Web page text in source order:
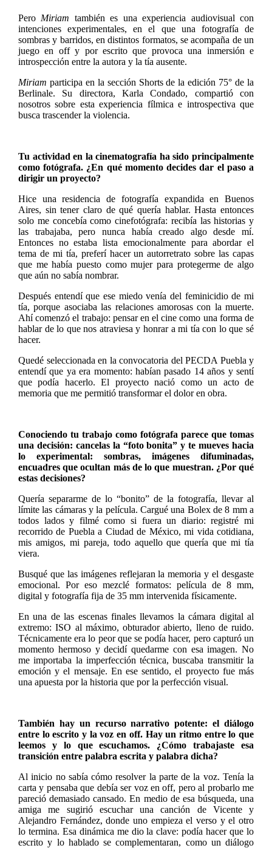
Pero Miriam también es una experiencia audiovisual con
intenciones experimentales, en el que una fotografía de
sombras y barridos, en distintos formatos, se acompaña de un
juego en off y por escrito que provoca una inmersión e
introspección entre la autora y la tía ausente.
Miriam participa en la sección Shorts de la edición 75° de la
Berlinale. Su directora, Karla Condado, compartió con
nosotros sobre esta experiencia fílmica e introspectiva que
busca trascender la violencia.
Tu actividad en la cinematografía ha sido principalmente
como fotógrafa. ¿En qué momento decides dar el paso a
dirigir un proyecto?
Hice una residencia de fotografía expandida en Buenos
Aires, sin tener claro de qué quería hablar. Hasta entonces
solo me concebía como cinefotógrafa: recibía las historias y
las trabajaba, pero nunca había creado algo desde mí.
Entonces no estaba lista emocionalmente para abordar el
tema de mi tía, preferí hacer un autorretrato sobre las capas
que me había puesto como mujer para protegerme de algo
que aún no sabía nombrar.
Después entendí que ese miedo venía del feminicidio de mi
tía, porque asociaba las relaciones amorosas con la muerte.
Ahí comenzó el trabajo: pensar en el cine como una forma de
hablar de lo que nos atraviesa y honrar a mi tía con lo que sé
hacer.
Quedé seleccionada en la convocatoria del PECDA Puebla y
entendí que ya era momento: habían pasado 14 años y sentí
que podía hacerlo. El proyecto nació como un acto de
memoria que me permitió transformar el dolor en obra.
Conociendo tu trabajo como fotógrafa parece que tomas
una decisión: cancelas la “foto bonita” y te mueves hacia
lo experimental: sombras, imágenes difuminadas,
encuadres que ocultan más de lo que muestran. ¿Por qué
estas decisiones?
Quería separarme de lo “bonito” de la fotografía, llevar al
límite las cámaras y la película. Cargué una Bolex de 8 mm a
todos lados y filmé como si fuera un diario: registré mi
recorrido de Puebla a Ciudad de México, mi vida cotidiana,
mis amigos, mi pareja, todo aquello que quería que mi tía
viera.
Busqué que las imágenes reflejaran la memoria y el desgaste
emocional. Por eso mezclé formatos: película de 8 mm,
digital y fotografía fija de 35 mm intervenida físicamente.
En una de las escenas finales llevamos la cámara digital al
extremo: ISO al máximo, obturador abierto, lleno de ruido.
Técnicamente era lo peor que se podía hacer, pero capturó un
momento hermoso y decidí quedarme con esa imagen. No
me importaba la imperfección técnica, buscaba transmitir la
emoción y el mensaje. En ese sentido, el proyecto fue más
una apuesta por la historia que por la perfección visual.
También hay un recurso narrativo potente: el diálogo
entre lo escrito y la voz en off. Hay un ritmo entre lo que
leemos y lo que escuchamos. ¿Cómo trabajaste esa
transición entre palabra escrita y palabra dicha?
Al inicio no sabía cómo resolver la parte de la voz. Tenía la
carta y pensaba que debía ser voz en off, pero al probarlo me
pareció demasiado cansado. En medio de esa búsqueda, una
amiga me sugirió escuchar una canción de Vicente y
Alejandro Fernández, donde uno empieza el verso y el otro
lo termina. Esa dinámica me dio la clave: podía hacer que lo
escrito y lo hablado se complementaran, como un diálogo